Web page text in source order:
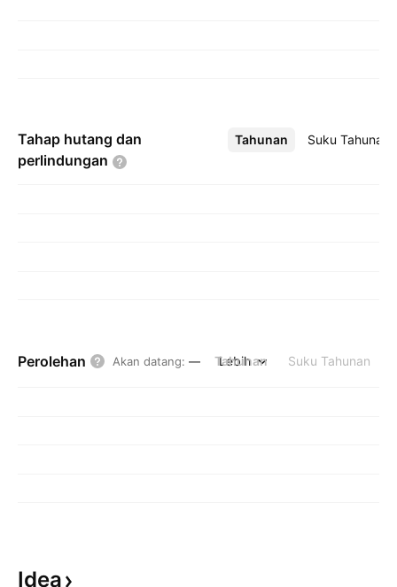
Tahap hutang dan
perlindungan
Tahunan Suku Tahunan
Lebih
Perolehan Akan datang: — Tahunan Suku Tahunan
Lebih
Idea